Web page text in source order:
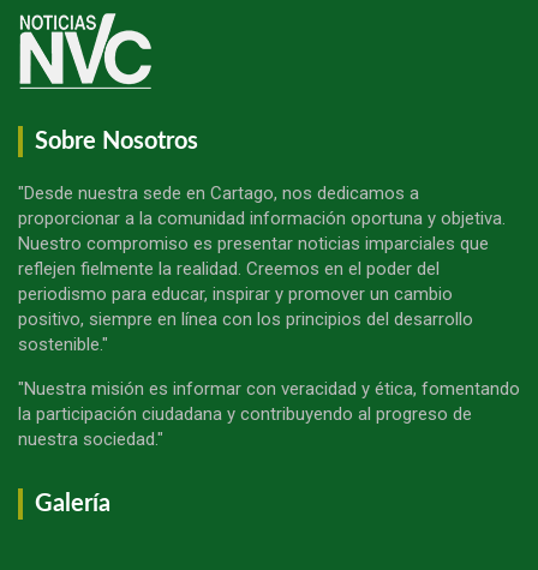
Sobre Nosotros
"Desde nuestra sede en Cartago, nos dedicamos a
proporcionar a la comunidad información oportuna y objetiva.
Nuestro compromiso es presentar noticias imparciales que
reflejen fielmente la realidad. Creemos en el poder del
periodismo para educar, inspirar y promover un cambio
positivo, siempre en línea con los principios del desarrollo
sostenible."
"Nuestra misión es informar con veracidad y ética, fomentando
la participación ciudadana y contribuyendo al progreso de
nuestra sociedad."
Galería